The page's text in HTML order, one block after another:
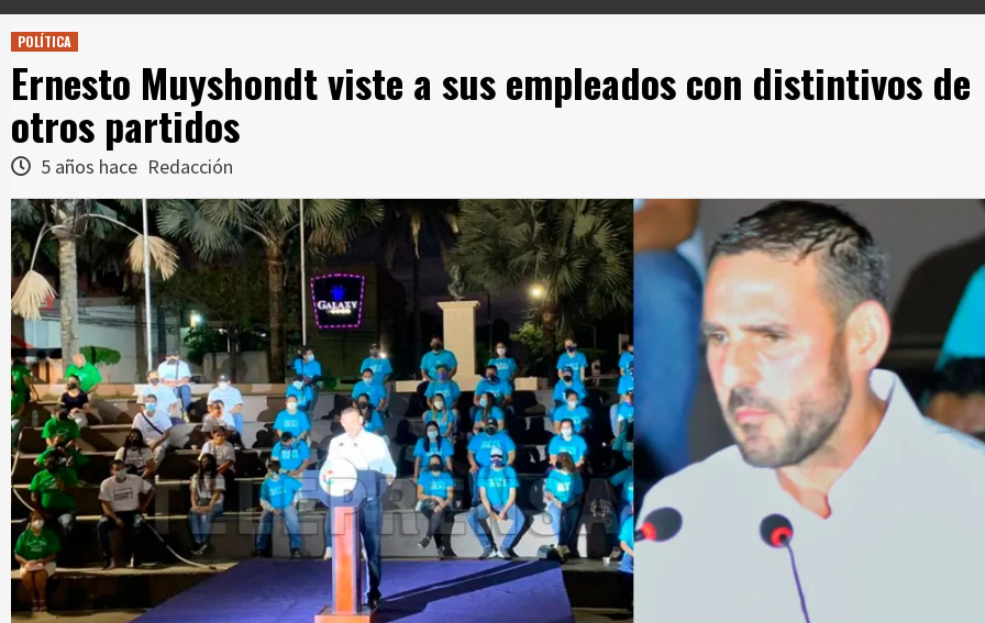
POLÍTICA
Ernesto Muyshondt viste a sus empleados con distintivos de
otros partidos
5 años hace Redacción